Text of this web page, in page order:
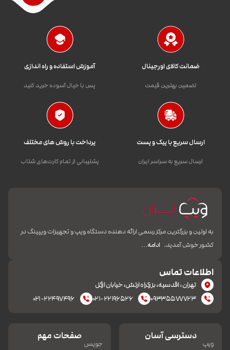
ضمانت کالای اورجینال
تضمین بهترین قیمت
آموزش استفاده و راه اندازی
پس با خیال آسوده خرید کنید
ارسال سریع با پیک و پست
ارسال سریع به سراسر ایران
پرداخت با روش های مختلف
پشتیبانی از تمام کارت‌های شتاب
به اولین و بزرگترین مرکز رسمی ارائه دهنده دستگاه ویپ و تجهیزات ویپینگ در
کشور خوش آمدید. ادامه…
اطلاعات تماس
تهران، اقدسیه، بزرکراه ارتش، خیابان ازگل
۰۹۳۳۵۵۷۷۷۲۳
۰۲۱-۲۲۱۹۶۵۲۶ ۰۲۱-۲۲۴۹۷۴۹۶
دسترسی آسان
ویپ
صفحات مهم
جویس